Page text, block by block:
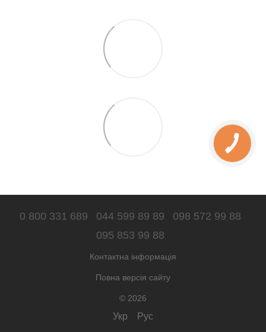
0 800 331 689 044 599 89 89
098 572 99 88
095 853 99 88
Контактна інформація
Повна версія сайту
© 2026
Укр Рус